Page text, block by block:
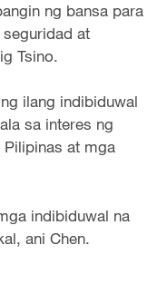
ng bansa para
at
Tsino.
ilang indibiduwal
sa interes ng
Pilipinas at mga
indibiduwal na
ani Chen.